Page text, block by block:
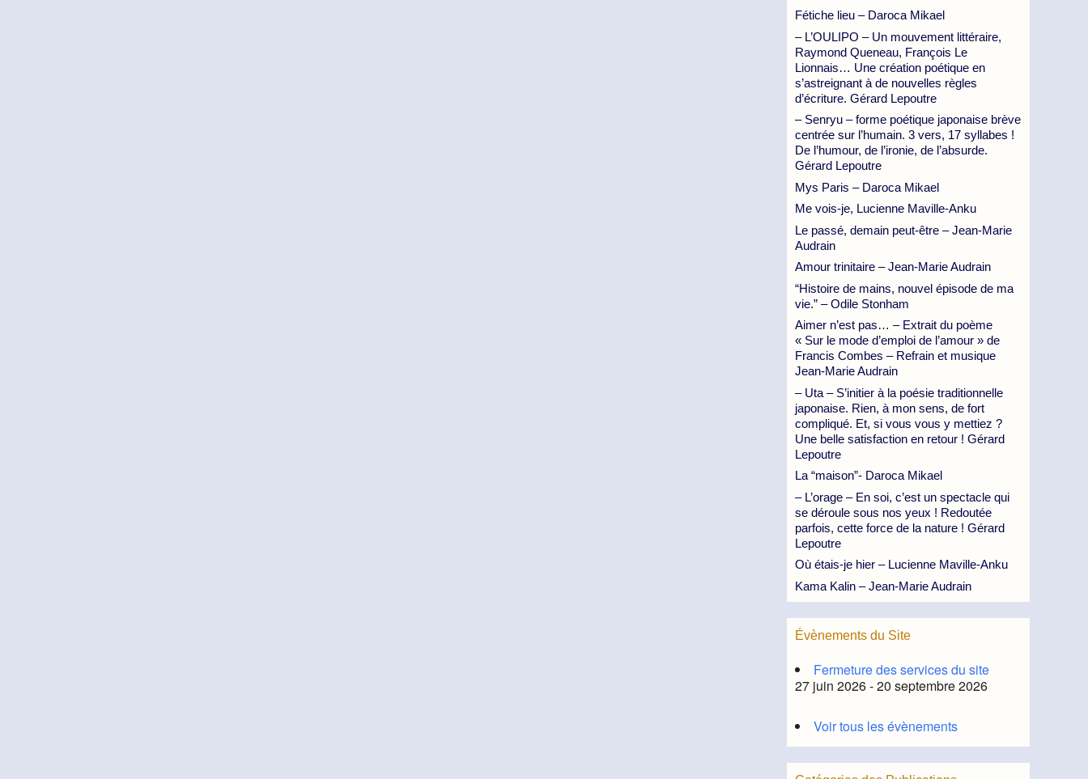
Fétiche lieu – Daroca Mikael
– L’OULIPO – Un mouvement littéraire,
Raymond Queneau, François Le
Lionnais… Une création poétique en
s’astreignant à de nouvelles règles
d’écriture. Gérard Lepoutre
– Senryu – forme poétique japonaise brève
centrée sur l’humain. 3 vers, 17 syllabes !
De l’humour, de l’ironie, de l’absurde.
Gérard Lepoutre
Mys Paris – Daroca Mikael
Me vois-je, Lucienne Maville-Anku
Le passé, demain peut-être – Jean-Marie
Audrain
Amour trinitaire – Jean-Marie Audrain
“Histoire de mains, nouvel épisode de ma
vie.” – Odile Stonham
Aimer n’est pas… – Extrait du poème
« Sur le mode d’emploi de l’amour » de
Francis Combes – Refrain et musique
Jean-Marie Audrain
– Uta – S’initier à la poésie traditionnelle
japonaise. Rien, à mon sens, de fort
compliqué. Et, si vous vous y mettiez ?
Une belle satisfaction en retour ! Gérard
Lepoutre
La “maison”- Daroca Mikael
– L’orage – En soi, c’est un spectacle qui
se déroule sous nos yeux ! Redoutée
parfois, cette force de la nature ! Gérard
Lepoutre
Où étais-je hier – Lucienne Maville-Anku
Kama Kalin – Jean-Marie Audrain
Évènements du Site
Fermeture des services du site
27 juin 2026 - 20 septembre 2026
Voir tous les évènements